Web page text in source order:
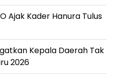
Ajak Kader Hanura Tulus
Kepala Daerah Tak
2026